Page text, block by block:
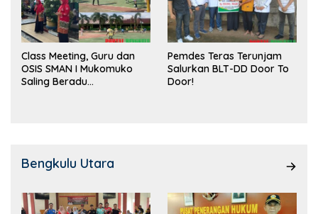
Class Meeting, Guru dan
OSIS SMAN I Mukomuko
Saling Beradu
Pemdes Teras Terunjam
Salurkan BLT-DD Door To
Door!
Bengkulu Utara